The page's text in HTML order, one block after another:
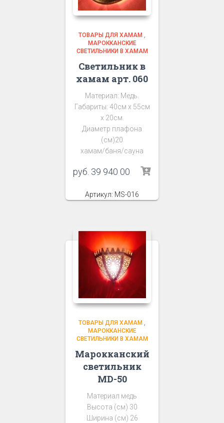
ТОВАРЫ ДЛЯ ХАМАМ ,
МАРОККАНСКИЕ
СВЕТИЛЬНИКИ В ХАМАМ
Светильник в
хамам арт. 060
Материал: Медь.
Габариты: 40см х 55см
х 20см.
Диаметр плафона
(см)20
хамам/баня/сауна
руб. 39 940 00
Артикул: MS-016
ТОВАРЫ ДЛЯ ХАМАМ ,
МАРОККАНСКИЕ
СВЕТИЛЬНИКИ В ХАМАМ
Марокканский
светильник
MD-50
Материал медь
Высота (см) 30
Ширина (см) 26